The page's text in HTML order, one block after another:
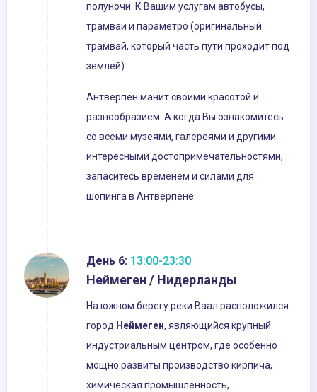
полуночи. К Вашим услугам автобусы,
трамваи и параметро (оригинальный
трамвай, который часть пути проходит под
землей).
Антверпен манит своими красотой и
разнообразием. А когда Вы ознакомитесь
со всеми музеями, галереями и другими
интересными достопримечательностями,
запаситесь временем и силами для
шопинга в Антверпене.
День 6: 13:00-23:30
Неймеген / Нидерланды
На южном берегу реки Ваал расположился
город Неймеген, являющийся крупный
индустриальным центром, где особенно
мощно развиты производство кирпича,
химическая промышленность,